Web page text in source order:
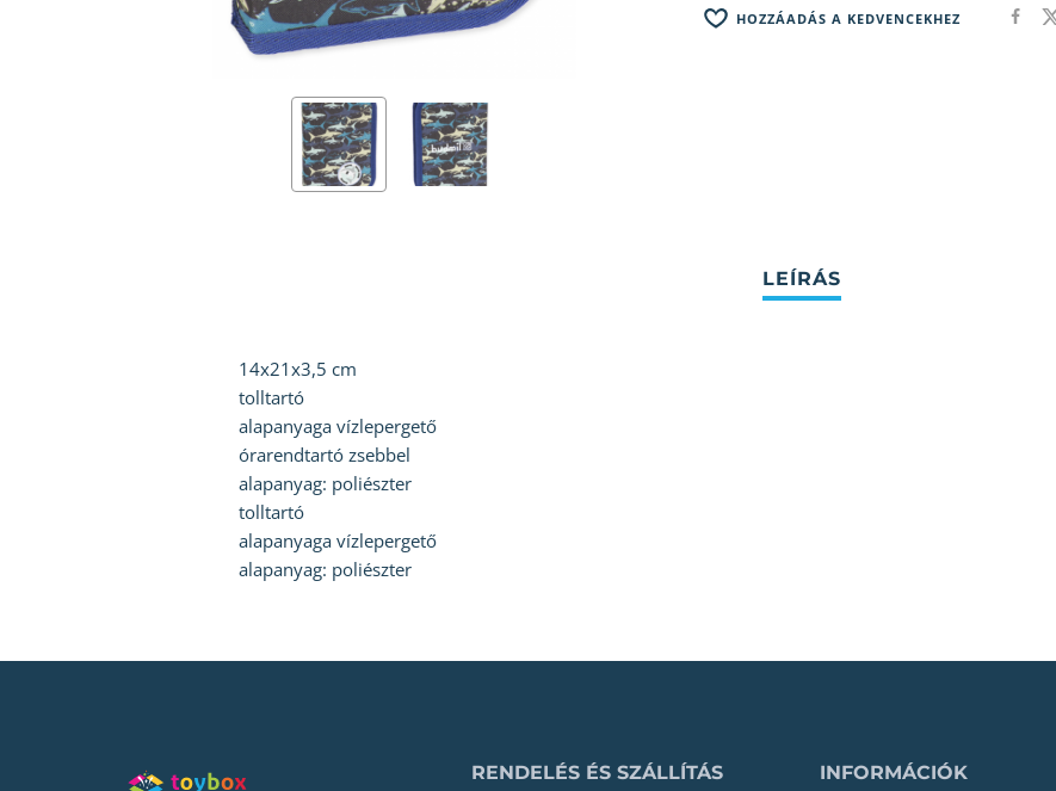
HOZZÁADÁS A KEDVENCEKHEZ
14x21x3,5 cm
tolltartó
alapanyaga vízlepergető
órarendtartó zsebbel
alapanyag: poliészter
tolltartó
alapanyaga vízlepergető
alapanyag: poliészter
RENDELÉS ÉS SZÁLLÍTÁS INFORMÁCIÓK